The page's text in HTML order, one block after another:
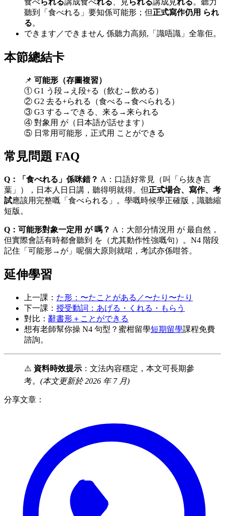
聽到「食べれる」要知係可能形；但正式寫作仍用 られ
る。
できます／できません 係聽力高頻,「識唔識」全靠佢。
本節總結卡
📌 可能形（存圖複習）
① G1 う段→え段+る（飲む→飲める）
② G2 去る+られる（食べる→食べられる）
③ G3 する→できる、来る→来られる
④ 對象用 が（日本語が話せます）
⑤ 日常用可能形，正式用 ことができる
常見問題 FAQ
Q：「食べれる」係咪錯？ A：口語好常見（叫「ら抜き言
葉」），日本人日日講，聽得明就得。但正式場合、寫作、考
試應該用完整嘅「食べられる」。學嘅時候學正確版，識聽縮
短版。
Q：可能形對象一定用 が 嗎？ A：大部分情況用 が 最自然，
但實際會話有時都會聽到 を（尤其動作性強嘅句）。N4 階段
記住「可能形→が」呢個大原則就啱，考試亦係咁答。
延伸學習
上一課： た形：〜たことがある／〜たり〜たり
下一課： 授受動詞：あげる・くれる・もらう
對比： 辭書形＋ことができる
想有老師幫你操 N4 句型？蜜柑留學短期留學課程免費
諮詢。
⚠️ 資料時效提示 ：文法內容穩定，本文可長期參
考。 (本文更新於 2026 年 7 月)
分享文章：